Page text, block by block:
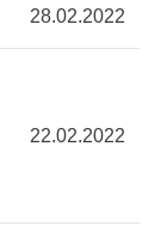
28.02.2022
22.02.2022